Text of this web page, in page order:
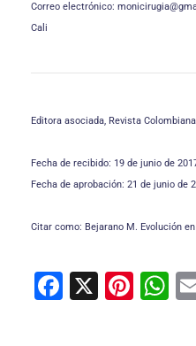
Correo electrónico:
Cali
Editora asociada, Revista
Fecha de recibido: 19 de junio de
Fecha de aprobación: 21 de junio de
Citar como: Bejarano M. Evolución
F
X
Pi W